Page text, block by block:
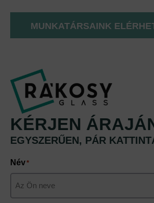
MUNKATÁRSAINK
KÉRJEN
EGYSZERŰEN, PÁR
Név*